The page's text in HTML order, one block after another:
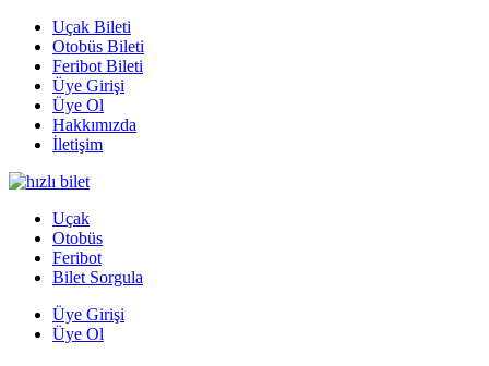
Uçak Bileti
Otobüs Bileti
Feribot Bileti
Üye Girişi
Üye Ol
Hakkımızda
İletişim
Uçak
Otobüs
Feribot
Bilet Sorgula
Üye Girişi
Üye Ol